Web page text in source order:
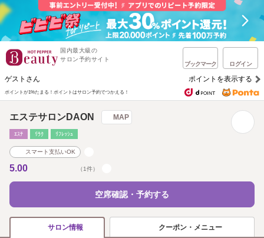
国内最大級の
サロン予約サイト
ブックマーク ログイン
ゲストさん ポイントを表示する
ポイントが1%たまる！ ポイントはサロン予約でつかえる！
エステサロンDAON MAP
ｴｽﾃ ﾘﾗｸ ﾘﾌﾚｯｼｭ
スマート支払いOK
5.00 （1件）
空席確認・予約する
サロン情報 クーポン・メニュー